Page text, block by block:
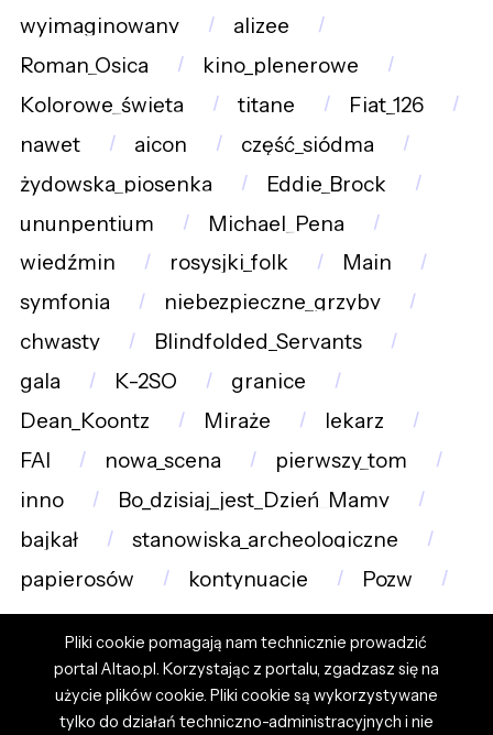
wyimaginowany
alizee
Roman_Osica
kino_plenerowe
Kolorowe_święta
titane
Fiat_126
nawet
aicon
część_siódma
żydowska_piosenka
Eddie_Brock
ununpentium
Michael_Pena
wiedźmin
rosysjki_folk
Main
symfonia
niebezpieczne_grzyby
chwasty
Blindfolded_Servants
gala
K-2SO
granice
Dean_Koontz
Miraże
lekarz
FAI
nowa_scena
pierwszy_tom
inno
Bo_dzisiaj_jest_Dzień_Mamy
bajkał
stanowiska_archeologiczne
papierosów
kontynuacje Pozw
Pliki cookie pomagają nam technicznie prowadzić
portal Altao.pl. Korzystając z portalu, zgadzasz się na
użycie plików cookie. Pliki cookie są wykorzystywane
tylko do działań techniczno-administracyjnych i nie